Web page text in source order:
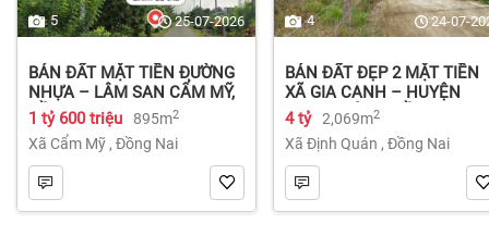
5 25-07-2026
BÁN ĐẤT MẶT TIỀN ĐƯỜNG
NHỰA – LÂM SAN CẨM MỸ,
ĐỒNG NAI.
1 tỷ 600 triệu 895m2
Xã Cẩm Mỹ , Đồng Nai
4 24-07-
BÁN ĐẤT ĐẸP 2 MẶT TIỀN
XÃ GIA CANH – HUYỆN
ĐỊNH QUÁN – ĐỒNG NAI dt
2.069m² 4 tỷ
4 tỷ 2,069m2
Xã Định Quán , Đồng Nai